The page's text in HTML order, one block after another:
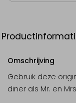
Omschrijving
Gebruik deze
diner als Mr. en